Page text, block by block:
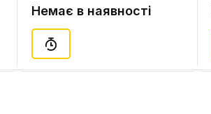
Немає в наявності